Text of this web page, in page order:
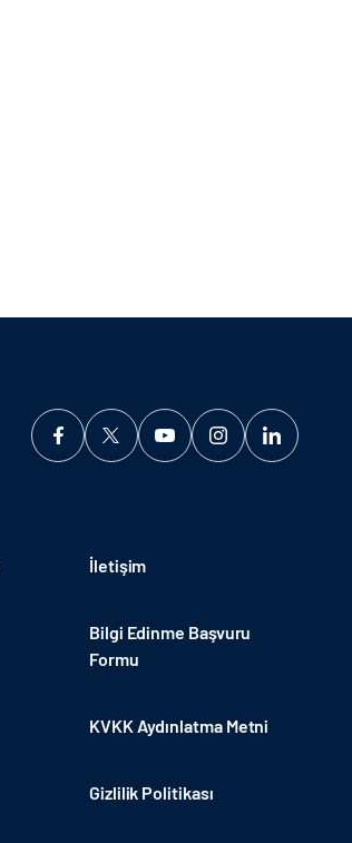
İletişim
Bilgi Edinme Başvuru
Formu
KVKK Aydınlatma Metni
Gizlilik Politikası